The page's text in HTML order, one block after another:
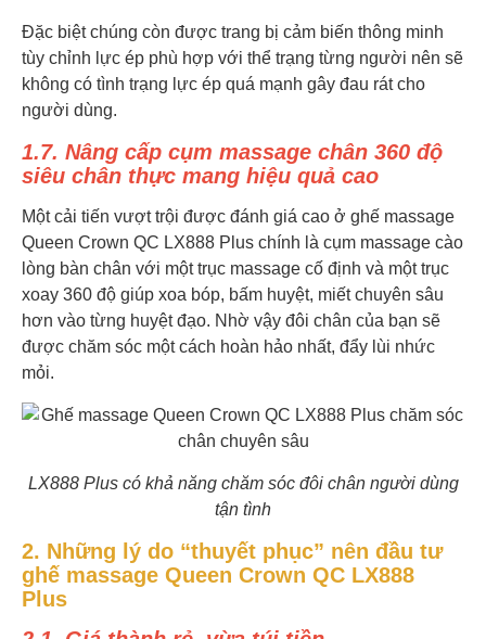
Đặc biệt chúng còn được trang bị cảm biến thông minh
tùy chỉnh lực ép phù hợp với thể trạng từng người nên sẽ
không có tình trạng lực ép quá mạnh gây đau rát cho
người dùng.
1.7. Nâng cấp cụm massage chân 360 độ
siêu chân thực mang hiệu quả cao
Một cải tiến vượt trội được đánh giá cao ở ghế massage
Queen Crown QC LX888 Plus chính là cụm massage cào
lòng bàn chân với một trục massage cố định và một trục
xoay 360 độ giúp xoa bóp, bấm huyệt, miết chuyên sâu
hơn vào từng huyệt đạo. Nhờ vậy đôi chân của bạn sẽ
được chăm sóc một cách hoàn hảo nhất, đẩy lùi nhức
mỏi.
LX888 Plus có khả năng chăm sóc đôi chân người dùng
tận tình
2. Những lý do “thuyết phục” nên đầu tư
ghế massage Queen Crown QC LX888
Plus